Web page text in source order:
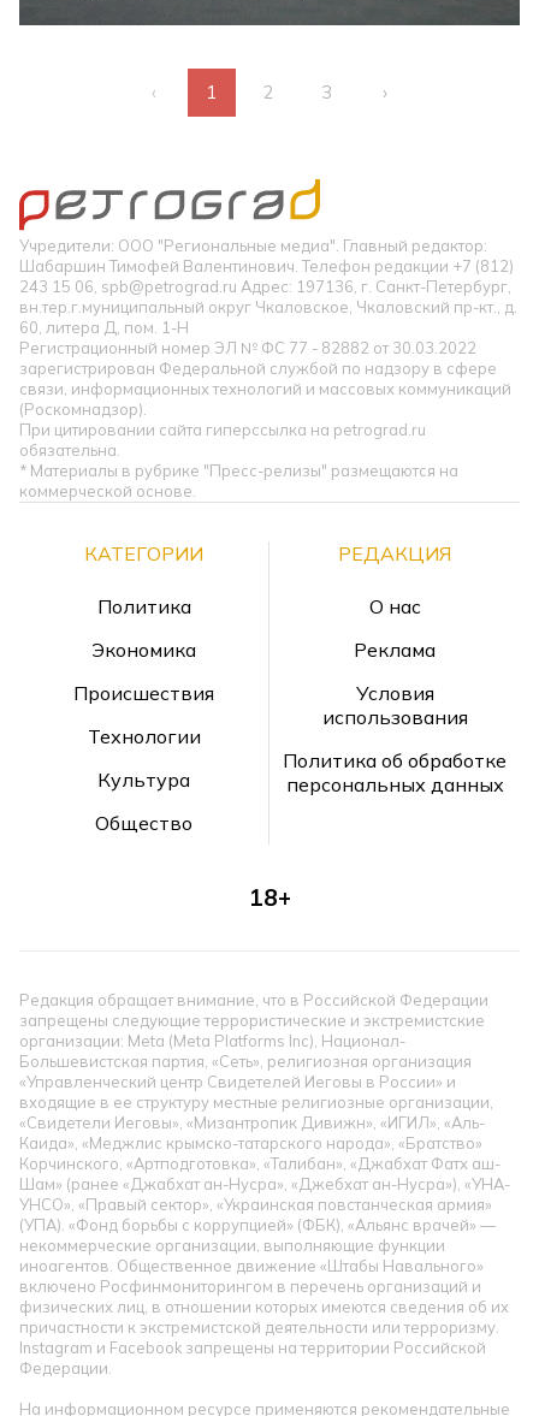
‹ 1 2 3 ›
Учредители: ООО "Региональные медиа". Главный редактор:
Шабаршин Тимофей Валентинович. Телефон редакции +7 (812)
243 15 06, spb@petrograd.ru Адрес: 197136, г. Санкт-Петербург,
вн.тер.г.муниципальный округ Чкаловское, Чкаловский пр-кт., д.
60, литера Д, пом. 1-Н
Регистрационный номер ЭЛ № ФС 77 - 82882 от 30.03.2022
зарегистрирован Федеральной службой по надзору в сфере
связи, информационных технологий и массовых коммуникаций
(Роскомнадзор).
При цитировании сайта гиперссылка на petrograd.ru
обязательна.
* Материалы в рубрике "Пресс-релизы" размещаются на
коммерческой основе.
КАТЕГОРИИ
Политика
Экономика
Происшествия
Технологии
Культура
Общество
РЕДАКЦИЯ
О нас
Реклама
Условия
использования
Политика об обработке
персональных данных
18+
Редакция обращает внимание, что в Российской Федерации
запрещены следующие террористические и экстремистские
организации: Meta (Meta Platforms Inc), Национал-
Большевистская партия, «Сеть», религиозная организация
«Управленческий центр Свидетелей Иеговы в России» и
входящие в ее структуру местные религиозные организации,
«Свидетели Иеговы», «Мизантропик Дивижн», «ИГИЛ», «Аль-
Каида», «Меджлис крымско-татарского народа», «Братство»
Корчинского, «Артподготовка», «Талибан», «Джабхат Фатх аш-
Шам» (ранее «Джабхат ан-Нусра», «Джебхат ан-Нусра»), «УНА-
УНСО», «Правый сектор», «Украинская повстанческая армия»
(УПА). «Фонд борьбы с коррупцией» (ФБК), «Альянс врачей» —
некоммерческие организации, выполняющие функции
иноагентов. Общественное движение «Штабы Навального»
включено Росфинмониторингом в перечень организаций и
физических лиц, в отношении которых имеются сведения об их
причастности к экстремистской деятельности или терроризму.
Instagram и Facebook запрещены на территории Российской
Федерации.
На информационном ресурсе применяются рекомендательные